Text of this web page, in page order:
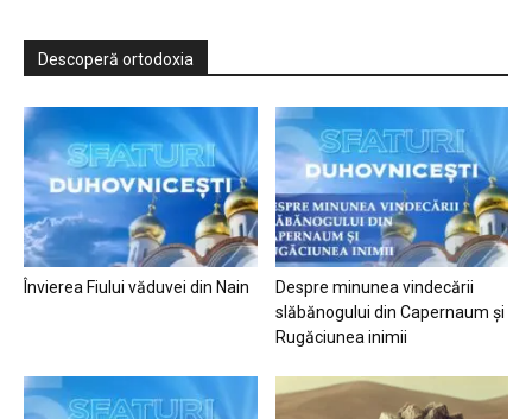
Descoperă ortodoxia
Învierea Fiului văduvei din Nain
Despre minunea vindecării
slăbănogului din Capernaum și
Rugăciunea inimii